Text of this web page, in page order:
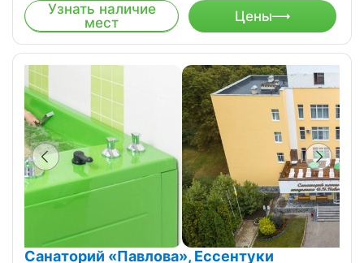
Узнать наличие
мест
Цены
Санаторий «Павлова», Ессентуки